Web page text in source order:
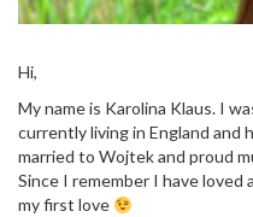
Hi,
My name is Karolina Klaus. I
currently living in England and
married to Wojtek and proud
Since I remember I have
my first love